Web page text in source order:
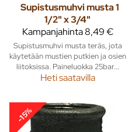
Supistusmuhvi musta 1
1/2" x 3/4"
Kampanjahinta8,49 €
Supistusmuhvi musta teräs, jota
käytetään mustien putkien ja osien
liitoksissa. Paineluokka 25bar...
Heti saatavilla
-15%